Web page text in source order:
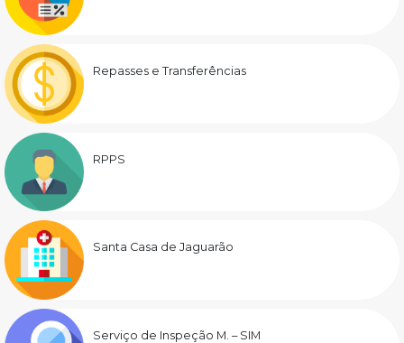
Repasses e Transferências
RPPS
Santa Casa de Jaguarão
Serviço de Inspeção M. – SIM